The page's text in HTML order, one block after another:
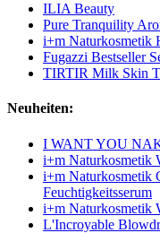
ILIA Beauty
Pure Tranquility
i+m Naturkosmetik
Fugazzi Bestseller
TIRTIR Milk Skin
Neuheiten:
I WANT YOU
i+m Naturkosmetik
i+m Naturkosmetik
Feuchtigkeitsserum
i+m Naturkosmetik
L'Incroyable